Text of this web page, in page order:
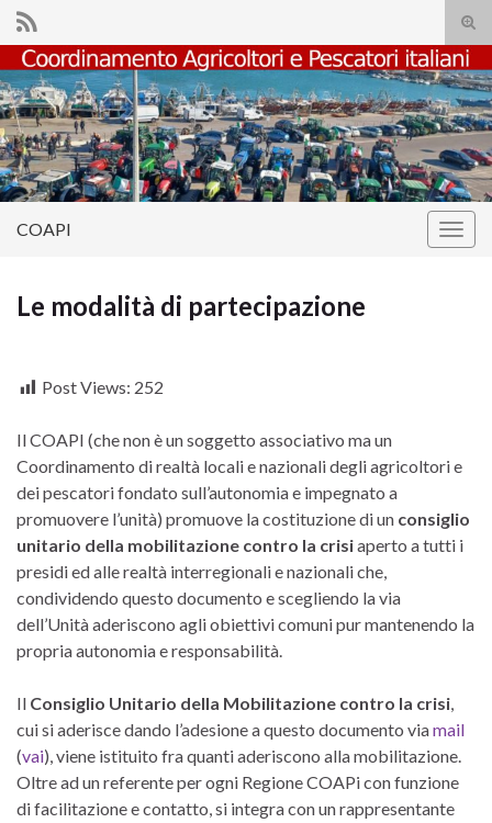
il
di
Search for:
COAPI
Le modalità di partecipazione
Post Views: 252
Il COAPI (che non è un soggetto associativo ma un
Coordinamento di realtà locali e nazionali degli agricoltori e
dei pescatori fondato sull’autonomia e impegnato a
promuovere l’unità) promuove la costituzione di un consiglio
unitario della mobilitazione contro la crisiaperto a tutti i
presidi ed alle realtà interregionali e nazionali che,
condividendo questo documento e scegliendo la via
dell’Unità aderiscono agli obiettivi comuni pur mantenendo la
propria autonomia e responsabilità.
Il Consiglio Unitario della Mobilitazione contro la crisi,
cui si aderisce dando l’adesione a questo documento viamail
(vai), viene istituito fra quanti aderiscono alla mobilitazione.
Oltre ad un referente per ogni Regione COAPi con funzione
di facilitazione e contatto, si integra con un rappresentante